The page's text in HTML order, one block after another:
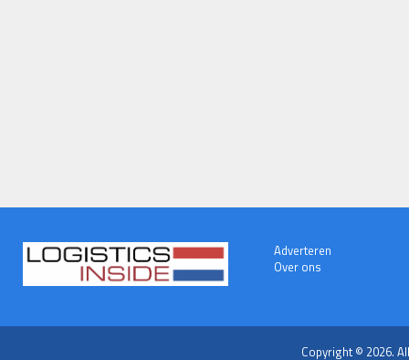
Adverteren
Over ons
Copyright © 2026.